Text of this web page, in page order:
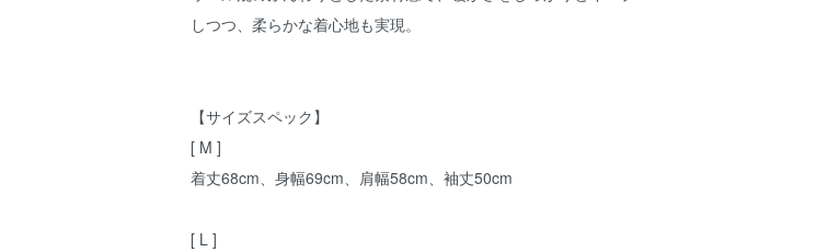
しつつ、柔らかな着心地も実現。
【サイズスペック】
[ M ]
着丈68cm、身幅69cm、肩幅58cm、袖丈50cm
[ L ]